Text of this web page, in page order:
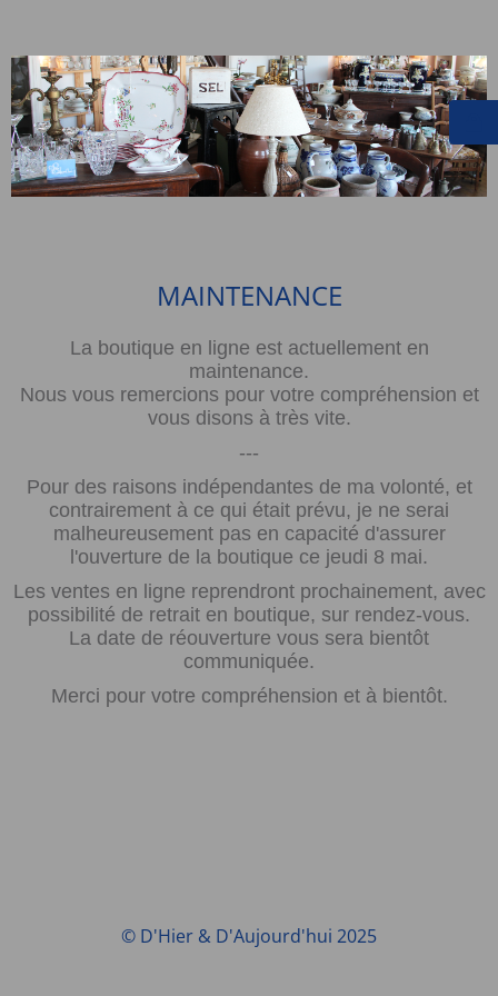
MAINTENANCE
La boutique en ligne est actuellement en
maintenance.
Nous vous remercions pour votre compréhension et
vous disons à très vite.
---
Pour des raisons indépendantes de ma volonté, et
contrairement à ce qui était prévu, je ne serai
malheureusement pas en capacité d'assurer
l'ouverture de la boutique ce jeudi 8 mai.
Les ventes en ligne reprendront prochainement, avec
possibilité de retrait en boutique, sur rendez-vous.
La date de réouverture vous sera bientôt
communiquée.
Merci pour votre compréhension et à bientôt.
© D'Hier & D'Aujourd'hui 2025